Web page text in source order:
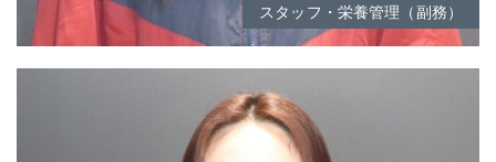
スタッフ・栄養管理（副務）